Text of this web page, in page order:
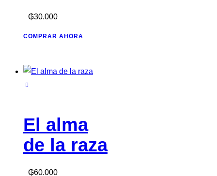
₲30.000
COMPRAR AHORA
El alma
de la raza
₲60.000